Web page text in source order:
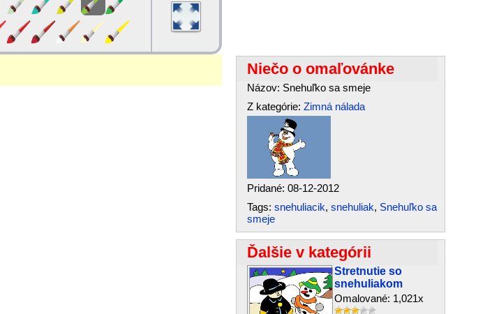
Niečo o omaľovánke
Názov: Snehuľko sa smeje
Z kategórie: Zimná nálada
Pridané: 08-12-2012
Tags: snehuliacik, snehuliak, Snehuľko sa
smeje
Ďalšie v kategórii
Stretnutie so
snehuliakom
Omalované: 1,021x